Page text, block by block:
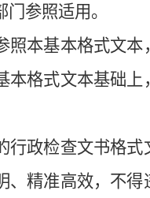
参照适用。
照本基本格式文
本格式文本基础
行政检查文书格
精准高效， 不得